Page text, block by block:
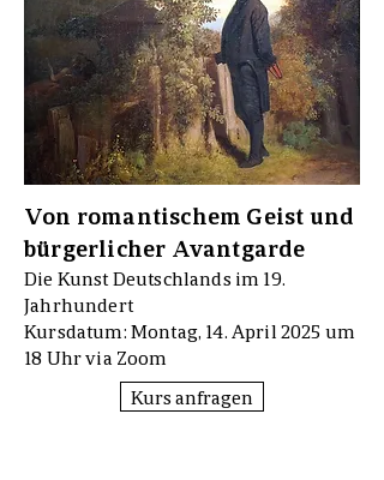
Von romantischem Geist und
bürgerlicher Avantgarde
Die Kunst Deutschlands im 19.
Jahrhundert
Kursdatum: Montag, 14. April 2025 um
18 Uhr via Zoom
Kurs anfragen